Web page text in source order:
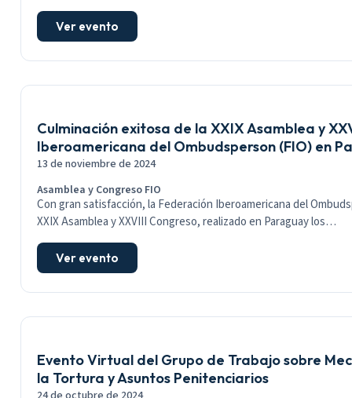
Ver evento
Culminación exitosa de la XXIX Asamblea y
Iberoamericana del Ombudsperson (FIO) en
13 de noviembre de 2024
Asamblea y Congreso FIO
Con gran satisfacción, la Federación Iberoamericana del
XXIX Asamblea y XXVIII Congreso, realizado en Paraguay los…
Ver evento
Evento Virtual del Grupo de Trabajo sobre
la Tortura y Asuntos Penitenciarios